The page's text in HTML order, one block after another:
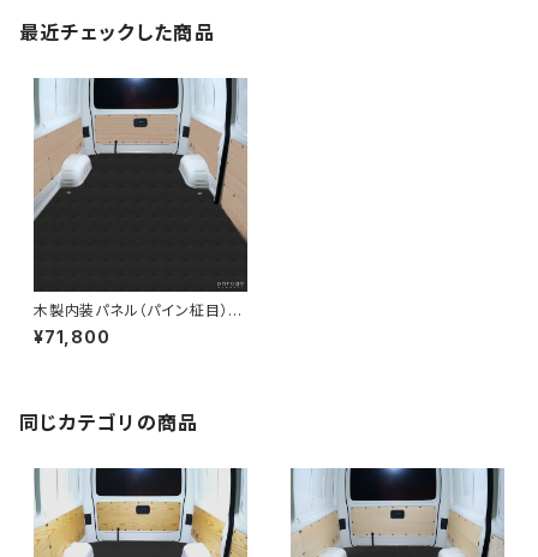
最近チェックした商品
木製内装パネル（パイン柾目）
200系ハイエースバンDXロン
グ標準ボディ4ドア用
¥71,800
同じカテゴリの商品